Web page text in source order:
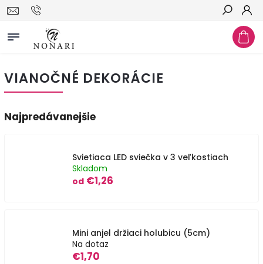
Hľadať
VIANOČNÉ DEKORÁCIE
Najpredávanejšie
Svietiaca LED sviečka v 3 veľkostiach
Skladom
od €1,26
Mini anjel držiaci holubicu (5cm)
Na dotaz
€1,70